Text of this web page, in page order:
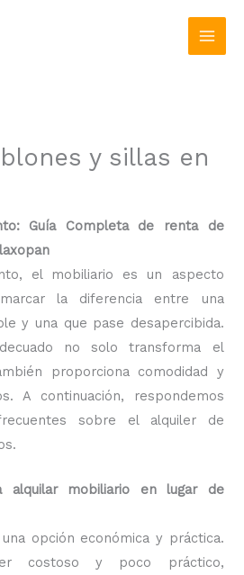
y sillas en
Guía Completa de renta de
el mobiliario es un aspecto
la diferencia entre una
y una que pase desapercibida.
no solo transforma el
proporciona comodidad y
A continuación, respondemos
sobre el alquiler de
alquilar mobiliario en lugar de
opción económica y práctica.
costoso y poco práctico,